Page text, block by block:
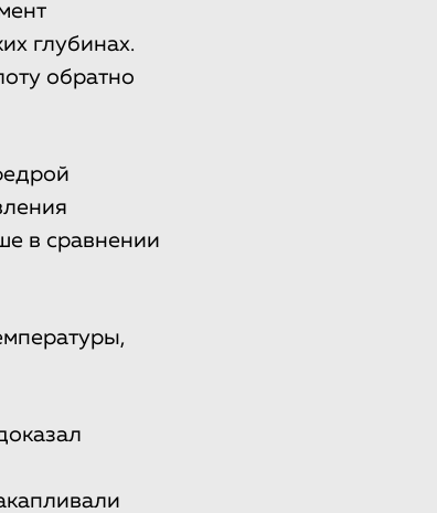
глубинах.
обратно
в сравнении